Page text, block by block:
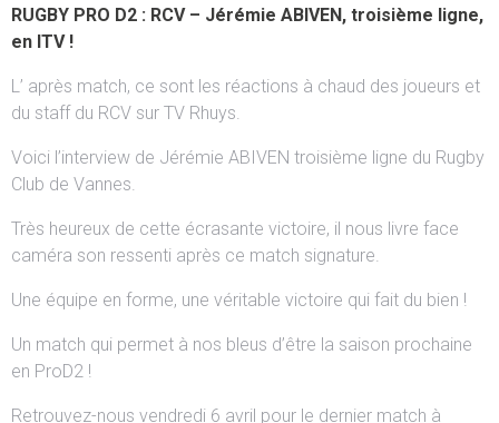
RUGBY PRO D2 : RCV – Jérémie ABIVEN, troisième ligne,
en ITV !
L’ après match, ce sont les réactions à chaud des joueurs et
du staff du RCV sur TV Rhuys.
Voici l’interview de Jérémie ABIVEN troisième ligne du Rugby
Club de Vannes.
Très heureux de cette écrasante victoire, il nous livre face
caméra son ressenti après ce match signature.
Une équipe en forme, une véritable victoire qui fait du bien !
Un match qui permet à nos bleus d’être la saison prochaine
en ProD2 !
Retrouvez-nous vendredi 6 avril pour le dernier match à